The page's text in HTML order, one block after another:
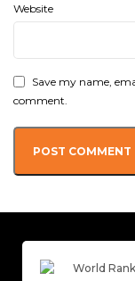
Website
Save my name,
comment.